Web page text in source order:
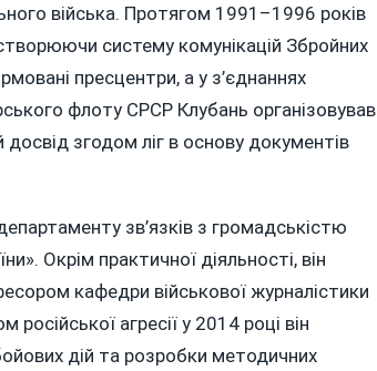
війська. Протягом 1991–1996 років
систему комунікацій Збройних
пресцентри, а у з’єднаннях
флоту СРСР Клубань організовував
досвід згодом ліг в основу документів
зв’язків з громадськістю
Окрім практичної діяльності, він
кафедри військової журналістики
агресії у 2014 році він
дій та розробки методичних